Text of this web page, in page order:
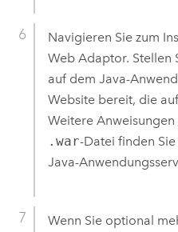
Navigieren Sie zum
Web Adaptor. Stellen
auf dem Java-
Website bereit, die
Weitere
.war-Datei finden
Java-
Wenn Sie optional